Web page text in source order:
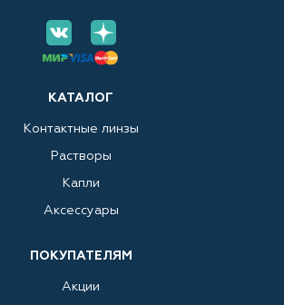
КАТАЛОГ
Контактные линзы
Растворы
Капли
Аксессуары
ПОКУПАТЕЛЯМ
Акции